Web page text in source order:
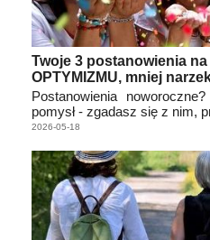
Twoje 3 postanowienia
OPTYMIZMU, mniej
Postanowienia
pomysł - zgadasz się z nim,
2026-05-18